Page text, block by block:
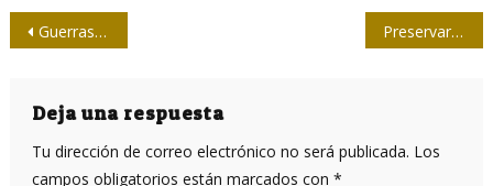
Navegación
entradas
Guerras sin cañones (Parte II) Preservar La Habana: un empeño de nuestra dignidad como país y como nación
Deja una respuesta
Tu dirección de correo electrónico no será publicada. Los
campos obligatorios están marcados con *